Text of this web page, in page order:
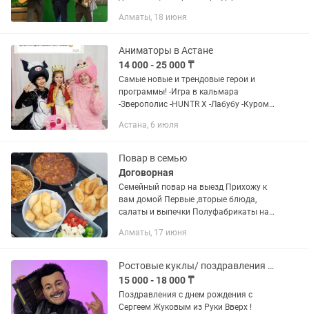
қуаныштарыңызда қызмет атқарамыз!
Алматы, 18 июня
Аниматоры в Астане
14 000 - 25 000 ₸
Самые новые и трендовые герои и
программы! -Игра в кальмара
-Зверополис -HUNTR X -Лабубу -Куроми
-Единорожки -Барби и Кен -Слоник и
Астана, 6 июля
Повар в семью
Договорная
Семейный повар на выезд Прихожу к
вам домой Первые ,вторые блюда,
салаты и выпечки Полуфабрикаты на
или кто хочет вкусно поесть,не стоя у
Алматы, 17 июня
Ростовые куклы/ поздравления / аниматоры/шоу программа/Руки Вверх
15 000 - 18 000 ₸
Поздравления с днем рождения с
Сергеем Жуковым из Руки Вверх !